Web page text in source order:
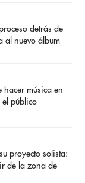
detrás de
al nuevo álbum
hacer música en
el público
proyecto solista:
de la zona de